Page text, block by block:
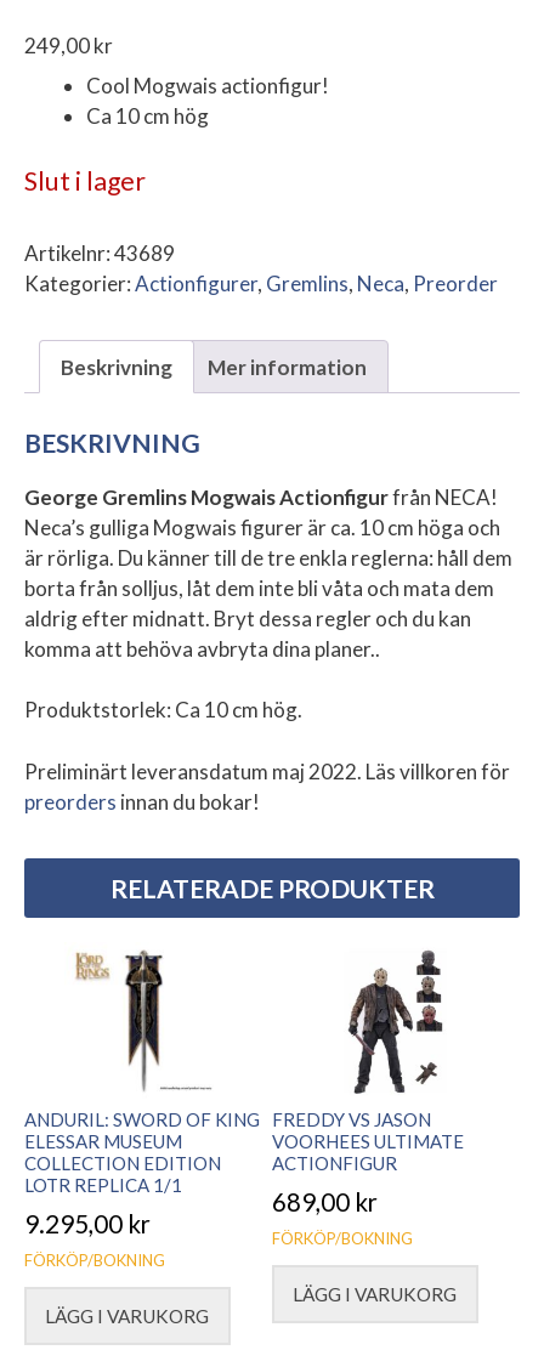
249,00kr
Cool Mogwais actionfigur!
Ca 10 cm hög
Slut i lager
Artikelnr:43689
Kategorier:Actionfigurer, Gremlins, Neca, Preorder
Beskrivning Mer information
BESKRIVNING
George Gremlins Mogwais Actionfigurfrån NECA!
Neca’s gulliga Mogwais figurer är ca. 10 cm höga och
är rörliga. Du känner till de tre enkla reglerna: håll dem
borta från solljus, låt dem inte bli våta och mata dem
aldrig efter midnatt. Bryt dessa regler och du kan
komma att behöva avbryta dina planer..
Produktstorlek: Ca 10 cm hög.
Preliminärt leveransdatum maj 2022. Läs villkoren för
preorders innan du bokar!
RELATERADE PRODUKTER
ANDURIL: SWORD OF KING
ELESSAR MUSEUM
COLLECTION EDITION
LOTR REPLICA 1/1
9.295,00 kr
FÖRKÖP/BOKNING
LÄGG I VARUKORG
FREDDY VS JASON
VOORHEES ULTIMATE
ACTIONFIGUR
689,00 kr
FÖRKÖP/BOKNING
LÄGG I VARUKORG